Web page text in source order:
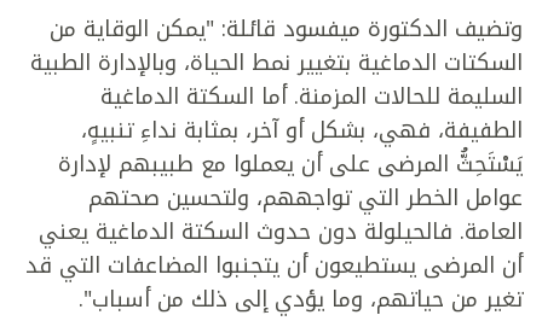
وتضيف الدكتورة ميفسود قائلة: "يمكن الوقاية من
السكتات الدماغية بتغيير نمط الحياة، وبالإدارة الطبية
السليمة للحالات المزمنة. أما السكتة الدماغية
الطفيفة، فهي، بشكل أو آخر، بمثابة نداءِ تنبيهٍ،
يَسْتَحِثُّ المرضى على أن يعملوا مع طبيبهم لإدارة
عوامل الخطر التي تواجههم، ولتحسين صحتهم
العامة. فالحيلولة دون حدوث السكتة الدماغية يعني
أن المرضى يستطيعون أن يتجنبوا المضاعفات التي قد
تغير من حياتهم، وما يؤدي إلى ذلك من أسباب".